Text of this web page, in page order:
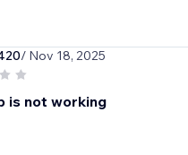
/ Nov 18, 2025
is not working